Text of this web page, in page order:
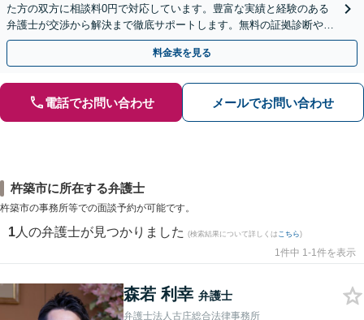
た方の双方に相談料0円で対応しています。豊富な実績と経験のある
弁護士が交渉から解決まで徹底サポートします。無料の証拠診断や着
手金の返還保証もありますので安心してご相談ください。
料金表を見る
電話でお問い合わせ メールでお問い合わせ
杵築市に所在する弁護士
杵築市の事務所等での面談予約が可能です。
1 人の弁護士が見つかりました (検索結果について詳しくは こちら)
1件中 1-1件を表示
森若 利幸 弁護士
弁護士法人古庄総合法律事務所